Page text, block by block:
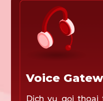
Voice
Dịch vụ gọi